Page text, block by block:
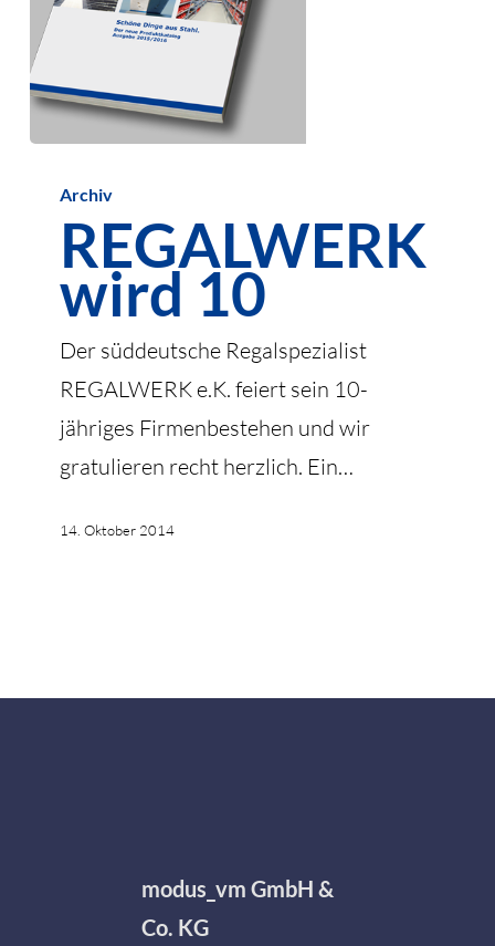
wirdArchiv
REGALWERK
wird 10
Der süddeutsche Regalspezialist
REGALWERK e.K. feiert sein 10-
jähriges Firmenbestehen und wir
gratulieren recht herzlich. Ein…
14. Oktober 2014
modus_vm GmbH &
Co. KG